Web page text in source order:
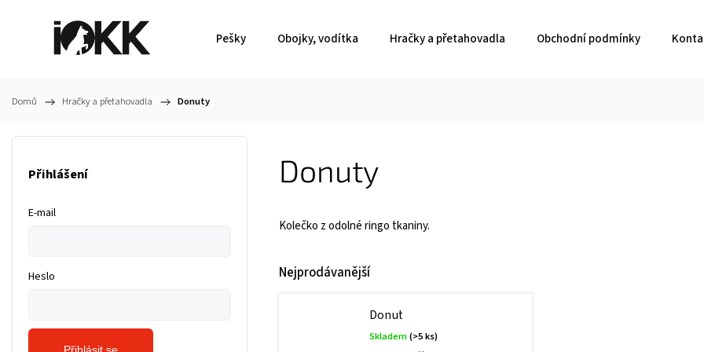
Pešky Obojky, vodítka Hračky a přetahovadla Obchodní podmínky
Domů / Hračky a přetahovadla / Donuty
Přihlášení
E-mail
Heslo
Donuty
Kolečko z odolné ringo tkaniny.
Nejprodávanější
Donut
Skladem(>5 ks)